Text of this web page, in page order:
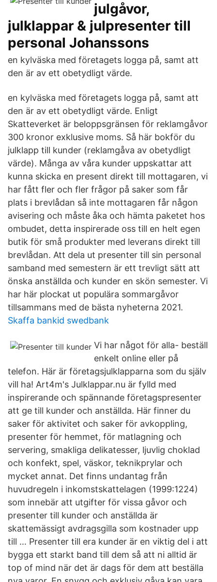
julgåvor,
julklappar & julpresenter till
personal Johanssons
en kylväska med företagets logga på, samt att
den är av ett obetydligt värde.
en kylväska med företagets logga på, samt att
den är av ett obetydligt värde. Enligt
Skatteverket är beloppsgränsen för reklamgåvor
300 kronor exklusive moms. Så här bokför du
julklapp till kunder (reklamgåva av obetydligt
värde). Många av våra kunder uppskattar att
kunna skicka en present direkt till mottagaren, vi
har fått fler och fler frågor på saker som får
plats i brevlådan så inte mottagaren får någon
avisering och måste åka och hämta paketet hos
ombudet, detta inspirerade oss till en helt egen
butik för små produkter med leverans direkt till
brevlådan. Att dela ut presenter till sin personal
samband med semestern är ett trevligt sätt att
önska anställda och kunder en skön semester. Vi
har här plockat ut populära sommargåvor
tillsammans med de bästa nyheterna 2021.
Skaffa bankid swedbank
Vi har något för alla- beställ
enkelt online eller på
telefon. Här är företagsjulklapparna som du själv
vill ha! Art4m's Julklappar.nu är fylld med
inspirerande och spännande företagspresenter
att ge till kunder och anställda. Här finner du
saker för aktivitet och saker för avkoppling,
presenter för hemmet, för matlagning och
servering, smakliga delikatesser, ljuvlig choklad
och konfekt, spel, väskor, teknikprylar och
mycket annat. Det finns undantag från
huvudregeln i inkomstskattelagen (1999:1224)
som innebär att utgifter för vissa gåvor och
presenter till kunder och anställda är
skattemässigt avdragsgilla som kostnader upp
till … Presenter till era kunder är en viktig del i att
bygga ett starkt band till dem så att ni alltid är
top of mind när det är dags för dem att beställa